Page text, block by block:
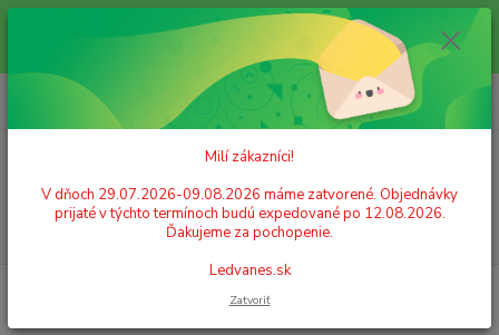
Milí zákazníci! V dňoch 29.07.2026-09.08.2026 máme zatvorené.
Objednávky prijaté v týchto termínoch budú expedované po 12.08.2026.
Ďakujeme za pochopenie. Ledvanes.sk
+421 908 755 958
Po. - Pia. od 9:00 hod. - 16:00 hod.
za0,00 EUR
Milí zákazníci!
V dňoch 29.07.2026-09.08.2026 máme zatvorené. Objednávky
prijaté v týchto termínoch budú expedované po 12.08.2026.
Ďakujeme za pochopenie.
Ledvanes.sk
Zatvoriť